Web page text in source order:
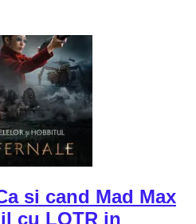
si cand Mad Max
cu LOTR in